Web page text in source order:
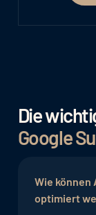
Die
Google
Wie können
optimiert